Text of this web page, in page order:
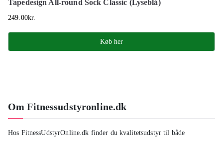
Tapedesign All-round Sock Classic (Lyseblå)
249.00kr.
Køb her
Om Fitnessudstyronline.dk
Hos FitnessUdstyrOnline.dk finder du kvalitetsudstyr til både